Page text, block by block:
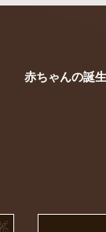
赤ちゃんの誕生